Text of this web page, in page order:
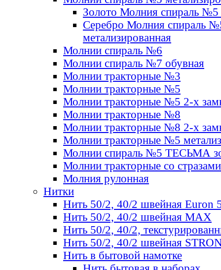
Золото Молния спираль №5
Серебро Молния спираль
метализированная
Молнии спираль №6
Молнии спираль №7 обувная
Молнии тракторные №3
Молнии тракторные №5
Молнии тракторные №5 2-х
Молнии тракторные №8
Молнии тракторные №8 2-х
Молнии тракторные №5
Молнии спираль №5 ТЕСЬМА
Молнии тракторные со стразами
Молния рулонная
Нитки
Нить 50/2, 40/2 швейная Euron
Нить 50/2, 40/2 швейная МАХ
Нить 50/2, 40/2,
Нить 50/2, 40/2 швейная
Нить в бытовой намотке